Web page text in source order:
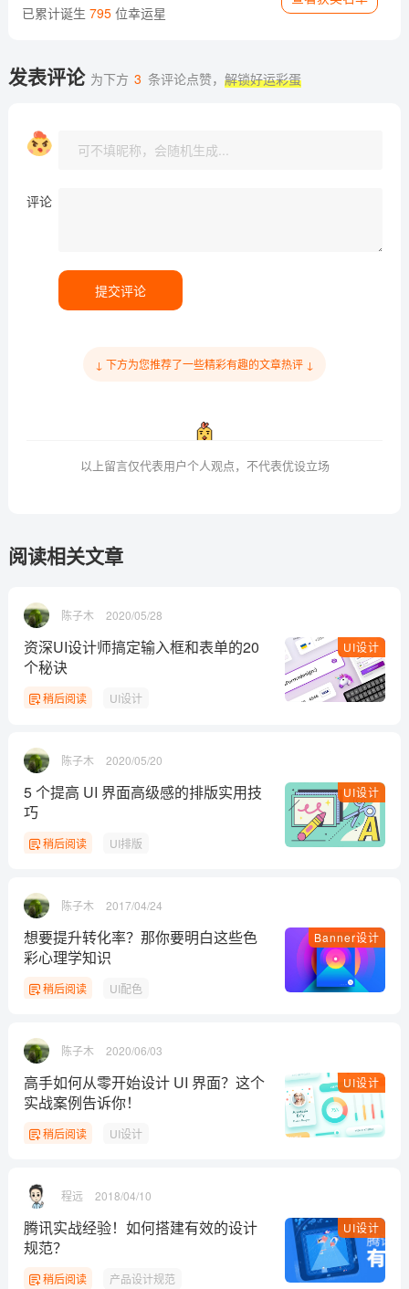
已累计诞生 795位幸运星
发表评论 为下方 3 条评论点赞，解锁好运彩蛋
评论
提交评论
↓ 下方为您推荐了一些精彩有趣的文章热评 ↓
以上留言仅代表用户个人观点，不代表优设立场
阅读相关文章
陈子木 2020/05/28
UI设计
资深UI设计师搞定输入框和表单的20
个秘诀
稍后阅读 UI设计
陈子木 2020/05/20
UI设计
5 个提高 UI 界面高级感的排版实用技
巧
稍后阅读 UI排版
陈子木 2017/04/24
Banner设计
想要提升转化率？那你要明白这些色
彩心理学知识
稍后阅读 UI配色
陈子木 2020/06/03
UI设计
高手如何从零开始设计 UI 界面？这个
实战案例告诉你！
稍后阅读 UI设计
程远 2018/04/10
UI设计
腾讯实战经验！如何搭建有效的设计
规范？
稍后阅读 产品设计规范